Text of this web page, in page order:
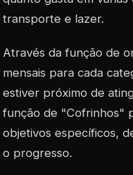
transporte e lazer.
Através da função de
mensais para cada
estiver próximo de
função de "Cofrinhos"
objetivos específicos,
o progresso.